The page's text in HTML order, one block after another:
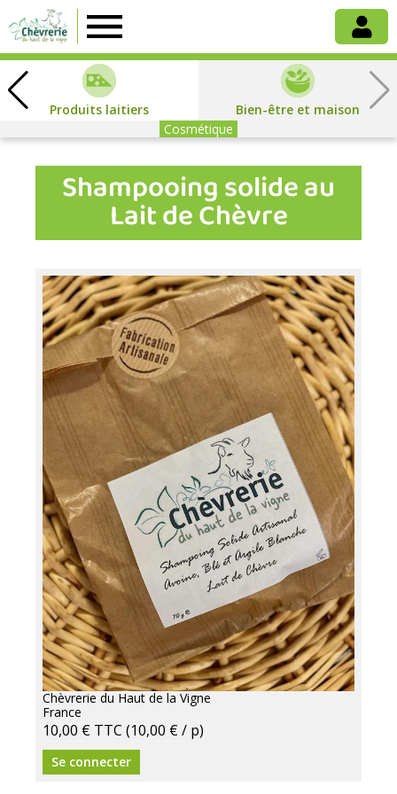
Chèvrerie
du
Haut
de
la
Vigne
Produits laitiers
Bien-être et maison
Cosmétique
Shampooing solide au
Lait de Chèvre
Chèvrerie du Haut de la Vigne
France
10,00 € TTC (10,00 € / p)
Se connecter